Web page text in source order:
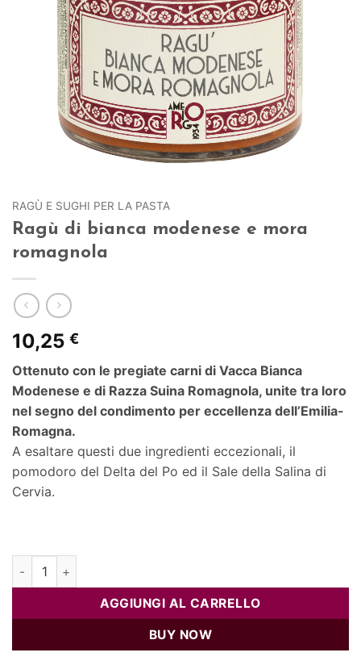
RAGÙ E SUGHI PER LA PASTA
Ragù di bianca modenese e mora
romagnola
10,25 €
Ottenuto con le pregiate carni di Vacca Bianca
Modenese e di Razza Suina Romagnola, unite tra loro
nel segno del condimento per eccellenza dell’Emilia-
Romagna.
A esaltare questi due ingredienti eccezionali, il
pomodoro del Delta del Po ed il Sale della Salina di
Cervia.
Ragù di bianca modenese e mora romagnola quantità
AGGIUNGI AL CARRELLO
BUY NOW